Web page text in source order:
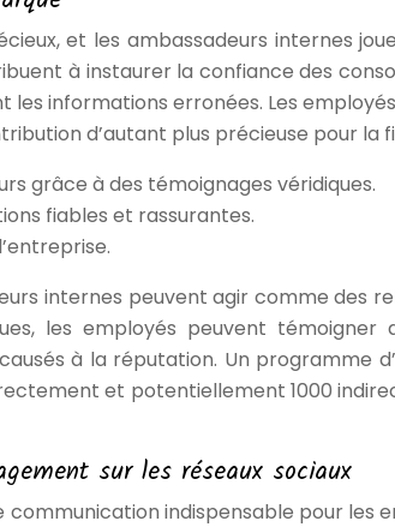
et les ambassadeurs internes
à instaurer la confiance des
informations erronées. Les
d’autant plus précieuse pour la
grâce à des témoignages véridiques.
fiables et rassurantes.
internes peuvent agir comme des
les employés peuvent témoigner
à la réputation. Un programme
et potentiellement 1000
sur les réseaux sociaux
communication indispensable pour